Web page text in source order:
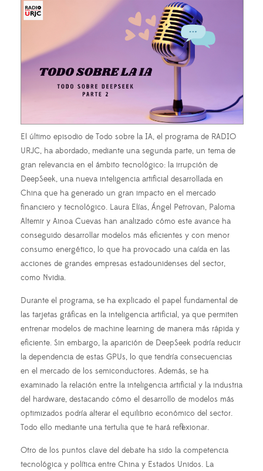
El último episodio de Todo sobre la IA, el programa de RADIO
URJC, ha abordado, mediante una segunda parte, un tema de
gran relevancia en el ámbito tecnológico: la irrupción de
DeepSeek, una nueva inteligencia artificial desarrollada en
China que ha generado un gran impacto en el mercado
financiero y tecnológico. Laura Elías, Ángel Petrovan, Paloma
Altemir y Ainoa Cuevas han analizado cómo este avance ha
conseguido desarrollar modelos más eficientes y con menor
consumo energético, lo que ha provocado una caída en las
acciones de grandes empresas estadounidenses del sector,
como Nvidia.
Durante el programa, se ha explicado el papel fundamental de
las tarjetas gráficas en la inteligencia artificial, ya que permiten
entrenar modelos de machine learning de manera más rápida y
eficiente. Sin embargo, la aparición de DeepSeek podría reducir
la dependencia de estas GPUs, lo que tendría consecuencias
en el mercado de los semiconductores. Además, se ha
examinado la relación entre la inteligencia artificial y la industria
del hardware, destacando cómo el desarrollo de modelos más
optimizados podría alterar el equilibrio económico del sector.
Todo ello mediante una tertulia que te hará reflexionar.
Otro de los puntos clave del debate ha sido la competencia
tecnológica y política entre China y Estados Unidos. La